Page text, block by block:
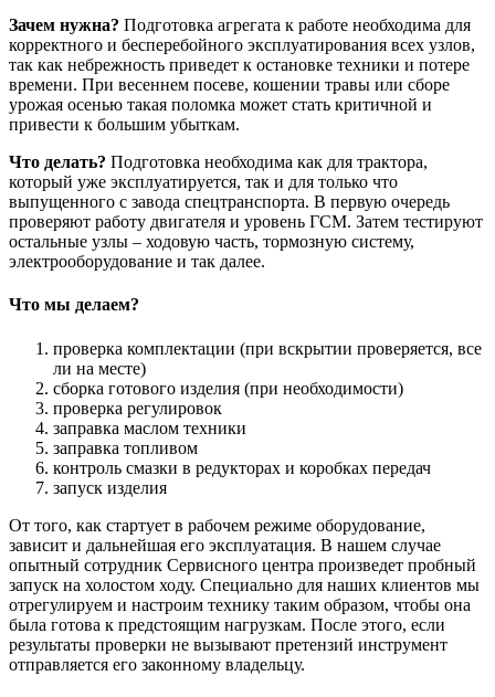
Зачем нужна? Подготовка агрегата к работе необходима для
корректного и бесперебойного эксплуатирования всех узлов,
так как небрежность приведет к остановке техники и потере
времени. При весеннем посеве, кошении травы или сборе
урожая осенью такая поломка может стать критичной и
привести к большим убыткам.
Что делать? Подготовка необходима как для трактора,
который уже эксплуатируется, так и для только что
выпущенного с завода спецтранспорта. В первую очередь
проверяют работу двигателя и уровень ГСМ. Затем тестируют
остальные узлы – ходовую часть, тормозную систему,
электрооборудование и так далее.
Что мы делаем?
проверка комплектации (при вскрытии проверяется, все
ли на месте)
сборка готового изделия (при необходимости)
проверка регулировок
заправка маслом техники
заправка топливом
контроль смазки в редукторах и коробках передач
запуск изделия
От того, как стартует в рабочем режиме оборудование,
зависит и дальнейшая его эксплуатация. В нашем случае
опытный сотрудник Сервисного центра произведет пробный
запуск на холостом ходу. Специально для наших клиентов мы
отрегулируем и настроим технику таким образом, чтобы она
была готова к предстоящим нагрузкам. После этого, если
результаты проверки не вызывают претензий инструмент
отправляется его законному владельцу.